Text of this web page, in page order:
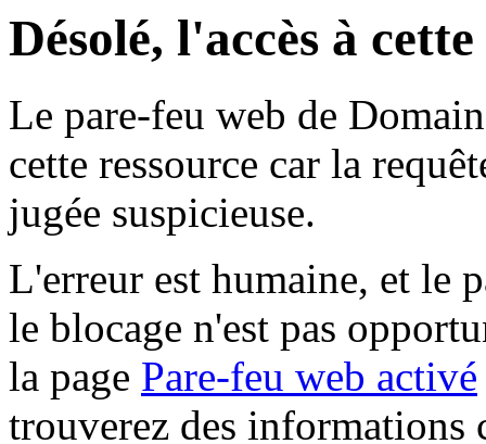
Désolé, l'accès à
Le pare-feu web de
cette ressource car la
jugée suspicieuse.
L'erreur est humaine, et le
le blocage n'est pas
la page Pare-feu web activé
trouverez des informations